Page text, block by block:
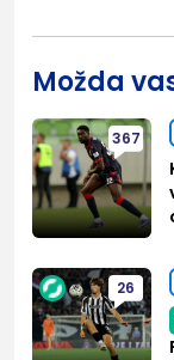
Možda
367
26